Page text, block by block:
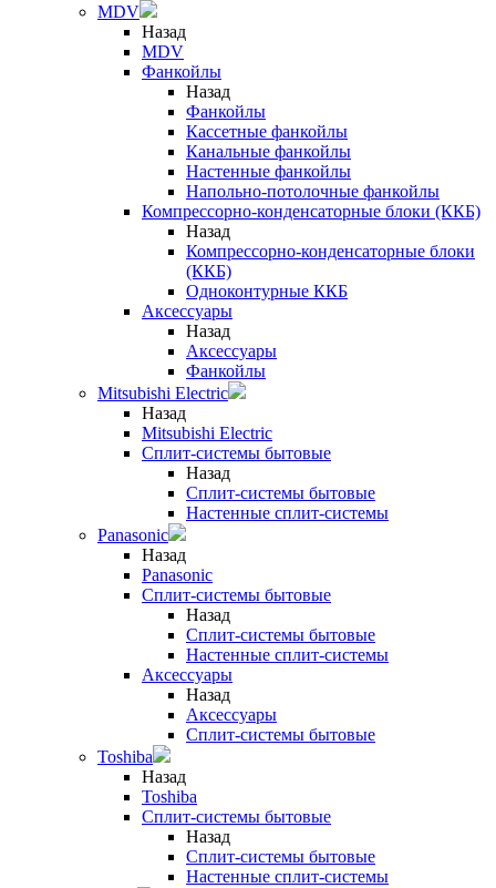
MDV
Назад
MDV
Фанкойлы
Назад
Фанкойлы
Кассетные фанкойлы
Канальные фанкойлы
Настенные фанкойлы
Напольно-потолочные фанкойлы
Компрессорно-конденсаторные блоки (ККБ)
Назад
Компрессорно-конденсаторные блоки
(ККБ)
Одноконтурные ККБ
Аксессуары
Назад
Аксессуары
Фанкойлы
Mitsubishi Electric
Назад
Mitsubishi Electric
Сплит-системы бытовые
Назад
Сплит-системы бытовые
Настенные сплит-системы
Panasonic
Назад
Panasonic
Сплит-системы бытовые
Назад
Сплит-системы бытовые
Настенные сплит-системы
Аксессуары
Назад
Аксессуары
Сплит-системы бытовые
Toshiba
Назад
Toshiba
Сплит-системы бытовые
Назад
Сплит-системы бытовые
Настенные сплит-системы